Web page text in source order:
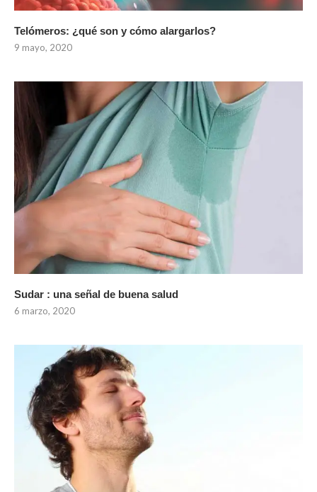
Telómeros: ¿qué son y cómo alargarlos?
9 mayo, 2020
Sudar : una señal de buena salud
6 marzo, 2020